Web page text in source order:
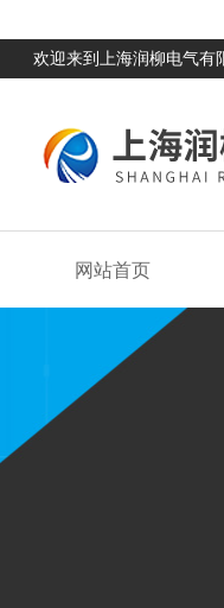
欢迎来到上海润柳电气有
网站首页